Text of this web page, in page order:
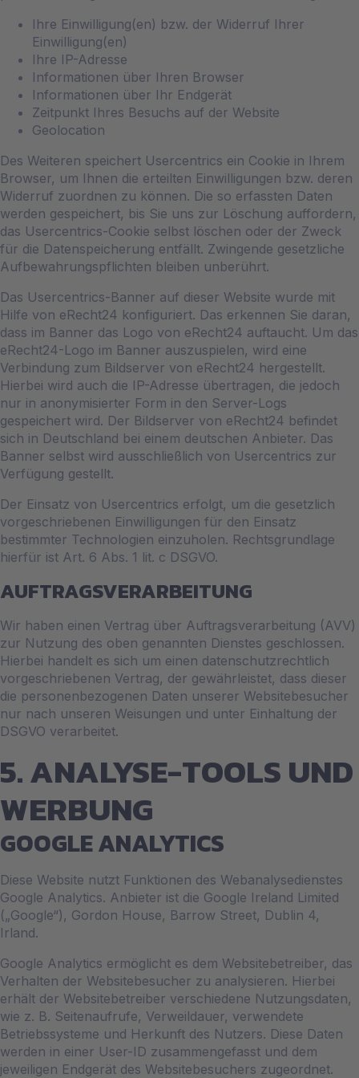
Ihre Einwilligung(en) bzw. der Widerruf Ihrer
Einwilligung(en)
Ihre IP-Adresse
Informationen über Ihren Browser
Informationen über Ihr Endgerät
Zeitpunkt Ihres Besuchs auf der Website
Geolocation
Des Weiteren speichert Usercentrics ein Cookie in Ihrem
Browser, um Ihnen die erteilten Einwilligungen bzw. deren
Widerruf zuordnen zu können. Die so erfassten Daten
werden gespeichert, bis Sie uns zur Löschung auffordern,
das Usercentrics-Cookie selbst löschen oder der Zweck
für die Datenspeicherung entfällt. Zwingende gesetzliche
Aufbewahrungspflichten bleiben unberührt.
Das Usercentrics-Banner auf dieser Website wurde mit
Hilfe von eRecht24 konfiguriert. Das erkennen Sie daran,
dass im Banner das Logo von eRecht24 auftaucht. Um das
eRecht24-Logo im Banner auszuspielen, wird eine
Verbindung zum Bildserver von eRecht24 hergestellt.
Hierbei wird auch die IP-Adresse übertragen, die jedoch
nur in anonymisierter Form in den Server-Logs
gespeichert wird. Der Bildserver von eRecht24 befindet
sich in Deutschland bei einem deutschen Anbieter. Das
Banner selbst wird ausschließlich von Usercentrics zur
Verfügung gestellt.
Der Einsatz von Usercentrics erfolgt, um die gesetzlich
vorgeschriebenen Einwilligungen für den Einsatz
bestimmter Technologien einzuholen. Rechtsgrundlage
hierfür ist Art. 6 Abs. 1 lit. c DSGVO.
AUFTRAGSVERARBEITUNG
Wir haben einen Vertrag über Auftragsverarbeitung (AVV)
zur Nutzung des oben genannten Dienstes geschlossen.
Hierbei handelt es sich um einen datenschutzrechtlich
vorgeschriebenen Vertrag, der gewährleistet, dass dieser
die personenbezogenen Daten unserer Websitebesucher
nur nach unseren Weisungen und unter Einhaltung der
DSGVO verarbeitet.
5. ANALYSE-TOOLS UND
WERBUNG
GOOGLE ANALYTICS
Diese Website nutzt Funktionen des Webanalysedienstes
Google Analytics. Anbieter ist die Google Ireland Limited
(„Google“), Gordon House, Barrow Street, Dublin 4,
Irland.
Google Analytics ermöglicht es dem Websitebetreiber, das
Verhalten der Websitebesucher zu analysieren. Hierbei
erhält der Websitebetreiber verschiedene Nutzungsdaten,
wie z. B. Seitenaufrufe, Verweildauer, verwendete
Betriebssysteme und Herkunft des Nutzers. Diese Daten
werden in einer User-ID zusammengefasst und dem
jeweiligen Endgerät des Websitebesuchers zugeordnet.